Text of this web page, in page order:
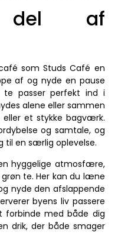
af
som Studs Café en
af og nyde en pause
te passer perfekt ind i
alene eller sammen
et stykke bagværk.
og samtale, og
til en særlig oplevelse.
hyggelige atmosfære,
te. Her kan du læne
nyde den afslappende
byens liv passere
forbinde med både dig
drik, der både smager